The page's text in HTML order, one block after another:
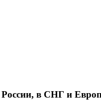
России, в СНГ и